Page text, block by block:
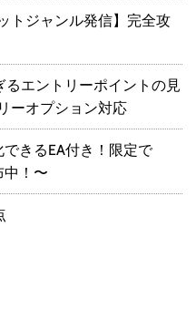
トジャンル発信】完全攻
るエントリーポイントの見
オプション対応
できるEA付き！限定で
中！〜